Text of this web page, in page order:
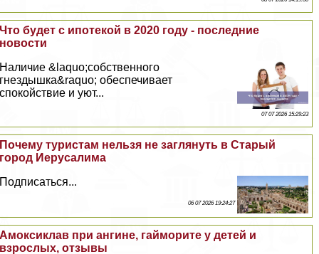
Что будет с ипотекой в 2020 году - последние
новости
Наличие &laquo;собственного
гнездышка&raquo; обеспечивает
спокойствие и уют...
07 07 2026 15:29:23
Почему туристам нельзя не заглянуть в Старый
город Иерусалима
Подписаться...
06 07 2026 19:24:27
Амоксиклав при ангине, гайморите у детей и
взрослых, отзывы